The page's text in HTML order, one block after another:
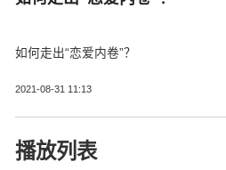
如何走出“恋爱内卷”？
2021-08-31 11:13
播放列表